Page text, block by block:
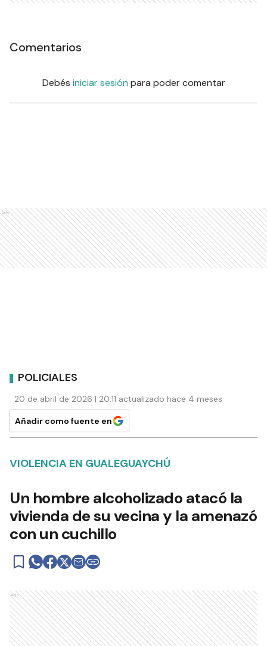
Comentarios
Debés iniciar sesión para poder comentar
Ads
POLICIALES
20 de abril de 2026 | 20:11 actualizado hace 4 meses
Añadir como fuente en
VIOLENCIA EN GUALEGUAYCHÚ
Un hombre alcoholizado atacó la
vivienda de su vecina y la amenazó
con un cuchillo
Ads